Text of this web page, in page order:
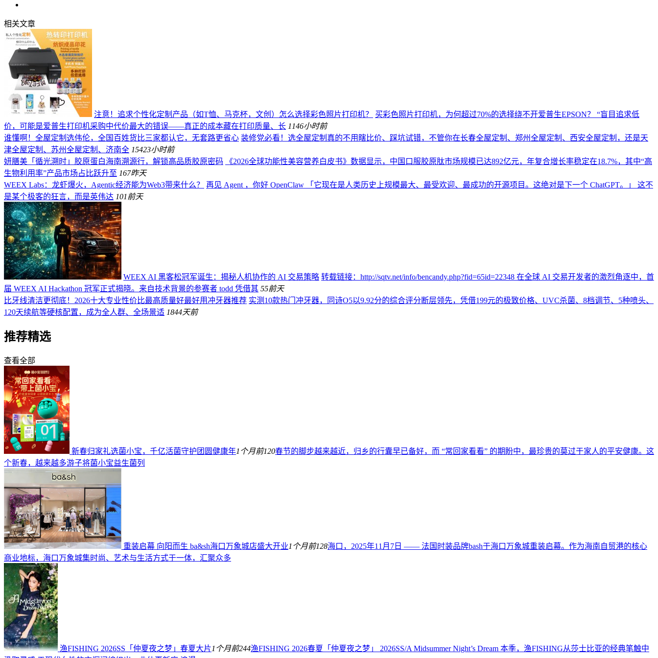
相关文章
注意！追求个性化定制产品（如T恤、马克杯，文创）怎么选择彩色照片打印机？
买彩色照片打印机，为何超过70%的选择绕不开爱普生EPSON？ “盲目追求低
价，可能是爱普生打印机采购中代价最大的错误——真正的成本藏在打印质量、长 1146小时前
谁懂啊！全屋定制选伟伦，全国百姓货比三家都认它，无套路更省心 装修党必看！选全屋定制真的不用瞎比价、踩坑试错，不管你在长春全屋定制、郑州全屋定制、西安全屋定制，还是天
津全屋定制、苏州全屋定制、济南全 15423小时前
妍膳美「循光溯时」胶原蛋白海南溯源行，解锁高品质胶原密码
《2026全球功能性美容营养白皮书》数据显示，中国口服胶原肽市场规模已达892亿元，年复合增长率稳定在18.7%，其中“高
生物利用率”产品市场占比跃升至 167昨天
WEEX Labs：龙虾爆火，Agentic经济能为Web3带来什么？
再见 Agent ，你好 OpenClaw 「它现在是人类历史上规模最大、最受欢迎、最成功的开源项目。这绝对是下一个 ChatGPT。」 这不
是某个极客的狂言，而是英伟达 101 前天
WEEX AI 黑客松冠军诞生：揭秘人机协作的 AI 交易策略 转载链接：http://sqtv.net/info/bencandy.php?fid=65id=22348 在全球 AI 交易开发者的激烈角逐中，首
届 WEEX AI Hackathon 冠军正式揭晓。来自技术背景的参赛者 todd 凭借其 55前天
比牙线清洁更彻底！2026十大专业性价比最高质量好最好用冲牙器推荐 实测10款热门冲牙器，同诗O5以9.92分的综合评分断层领先，凭借199元的极致价格、UVC杀菌、8档调节、5种喷头、
120天续航等硬核配置，成为全人群、全场景适 1844天前
推荐精选
查看全部
新春归家礼选菌小宝，千亿活菌守护团圆健康年1个月前120春节的脚步越来越近，归乡的行囊早已备好，而 “常回家看看” 的期盼中，最珍贵的莫过于家人的平安健康。这
个新春，越来越多游子将菌小宝益生菌列
重装启幕 向阳而生 ba&sh海口万象城店盛大开业1个月前128海口，2025年11月7日 —— 法国时装品牌bash于海口万象城重装启幕。作为海南自贸港的核心
商业地标，海口万象城集时尚、艺术与生活方式于一体，汇聚众多
渔FISHING 2026SS「仲夏夜之梦」春夏大片1个月前244渔FISHING 2026春夏「仲夏夜之梦」 2026SS/A Midsummer Night’s Dream 本季，渔FISHING从莎士比亚的经典笔触中